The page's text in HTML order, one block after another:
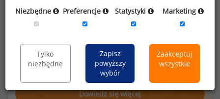
wynagrodzeniach
asystentów ds.
technicznych
lub na innych stanowiskach?
Dowiedz się więcej
Niezbędne Preferencje Statystyki Marketing
Tylko
niezbędne
Zapisz
powyższy
wybór
Zaakceptuj
wszystkie